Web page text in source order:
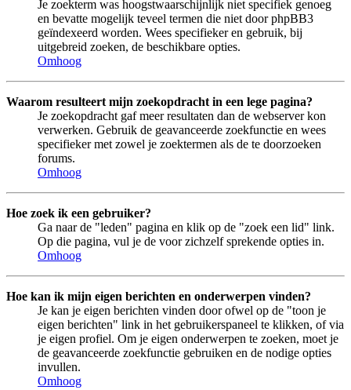
Je zoekterm was hoogstwaarschijnlijk niet specifiek genoeg
en bevatte mogelijk teveel termen die niet door phpBB3
geïndexeerd worden. Wees specifieker en gebruik, bij
uitgebreid zoeken, de beschikbare opties.
Omhoog
Waarom resulteert mijn zoekopdracht in een lege pagina?
Je zoekopdracht gaf meer resultaten dan de webserver kon
verwerken. Gebruik de geavanceerde zoekfunctie en wees
specifieker met zowel je zoektermen als de te doorzoeken
forums.
Omhoog
Hoe zoek ik een gebruiker?
Ga naar de "leden" pagina en klik op de "zoek een lid" link.
Op die pagina, vul je de voor zichzelf sprekende opties in.
Omhoog
Hoe kan ik mijn eigen berichten en onderwerpen vinden?
Je kan je eigen berichten vinden door ofwel op de "toon je
eigen berichten" link in het gebruikerspaneel te klikken, of via
je eigen profiel. Om je eigen onderwerpen te zoeken, moet je
de geavanceerde zoekfunctie gebruiken en de nodige opties
invullen.
Omhoog